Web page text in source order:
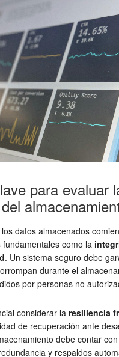
para evaluar
datos almacenados
como la
. Un sistema seguro debe
durante el
por personas no
considerar la resiliencia
de recuperación ante
debe contar con
y respaldos